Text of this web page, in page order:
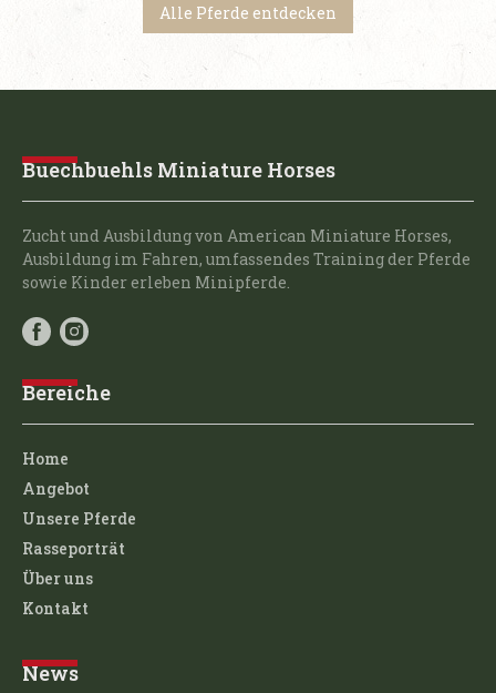
Alle Pferde entdecken
Buechbuehls Miniature Horses
Zucht und Ausbildung von American Miniature Horses,
Ausbildung im Fahren, umfassendes Training der Pferde
sowie Kinder erleben Minipferde.
Bereiche
Home
Angebot
Unsere Pferde
Rasseporträt
Über uns
Kontakt
News